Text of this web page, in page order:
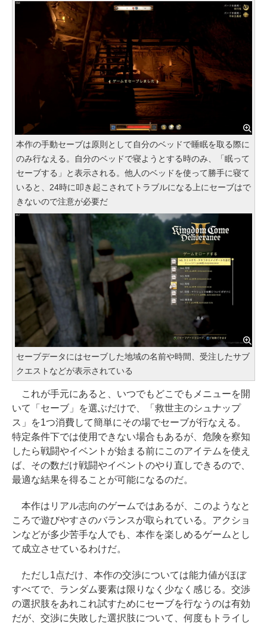
本作の手動セーブは原則として自分のベッドで睡眠を取る際に
のみ行なえる。自分のベッドで寝ようとする時のみ、「眠って
セーブする」と表示される。他人のベッドを使って勝手に寝て
いると、24時に叩き起こされてトラブルになる上にセーブはで
きないので注意が必要だ
セーブデータにはセーブした地域の名前や時間、受注したサブ
クエストなどが表示されている
これが手元にあると、いつでもどこでもメニューを開
いて「セーブ」を選ぶだけで、「救世主のシュナップ
ス」を1つ消費して簡単にその場でセーブが行なえる。
特定条件下では使用できない場合もあるが、危険を察知
したら戦闘やイベントが始まる前にこのアイテムを使え
ば、その数だけ戦闘やイベントのやり直しできるので、
最適な結果を得ることが可能になるのだ。
本作はリアル志向のゲームではあるが、このようなと
ころで遊びやすさのバランスが取られている。アクショ
ンなどが多少苦手な人でも、本作を楽しめるゲームとし
て成立させているわけだ。
ただし1点だけ、本作の交渉については能力値がほぼ
すべてで、ランダム要素は限りなく少なく感じる。交渉
の選択肢をあれこれ試すためにセーブを行なうのは有効
だが、交渉に失敗した選択肢について、何度もトライし